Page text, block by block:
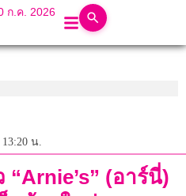
ก.ค. 2026
น.
“Arnie’s” (อาร์นี่)